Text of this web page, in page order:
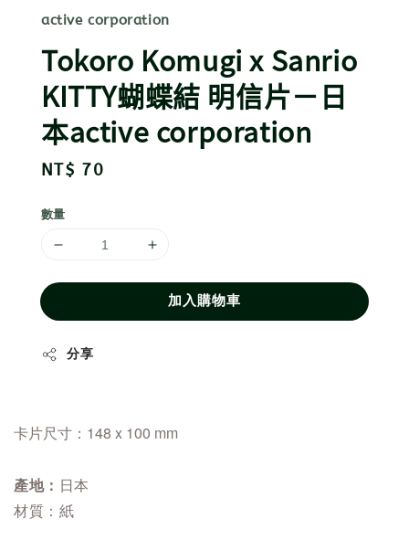
active corporation
Tokoro Komugi x Sanrio
KITTY蝴蝶結 明信片－日
本active corporation
Regular
NT$ 70
數量
加入購物車
分享
卡片尺寸：148 x 100 mm
產地： 日本
材質：紙